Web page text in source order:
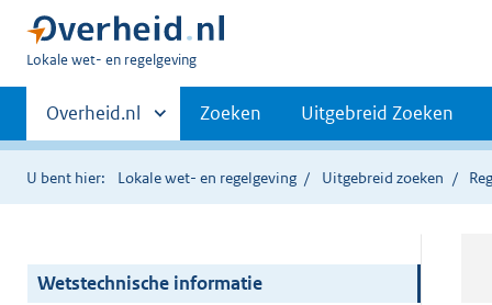
U
hier:
Lokale wet- en regelgeving
Primaire
navigatie
Andere
sites
binnen
Overheid.nl Zoeken Uitgebreid Zoeken
U bent hier: Lokale wet- en regelgeving Uitgebreid zoeken
Wetstechnische informatie